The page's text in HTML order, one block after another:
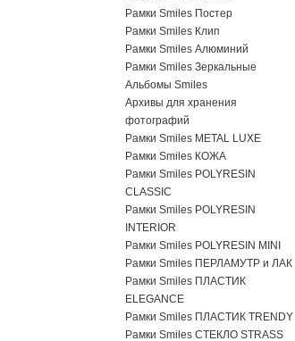
Рамки Smiles Постер
Рамки Smiles Клип
Рамки Smiles Алюминий
Рамки Smiles Зеркальные
Альбомы Smiles
Архивы для хранения
фотографий
Рамки Smiles METAL LUXE
Рамки Smiles КОЖА
Рамки Smiles POLYRESIN
CLASSIC
Рамки Smiles POLYRESIN
INTERIOR
Рамки Smiles POLYRESIN MINI
Рамки Smiles ПЕРЛАМУТР и ЛАК
Рамки Smiles ПЛАСТИК
ELEGANCE
Рамки Smiles ПЛАСТИК TRENDY
Рамки Smiles СТЕКЛО STRASS